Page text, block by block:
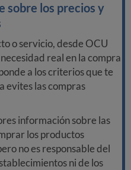
sobre los precios y
o servicio, desde OCU
real en la compra
a los criterios que te
evites las compras
información sobre las
los productos
no es responsable del
ni de los